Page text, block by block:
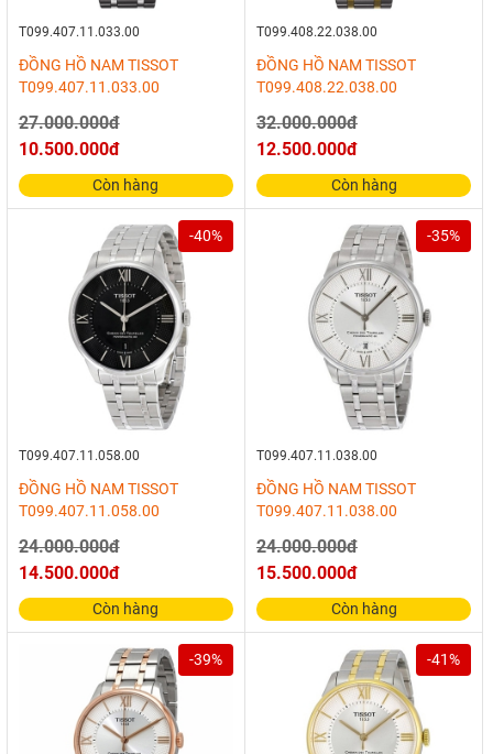
T099.407.11.033.00
ĐỒNG HỒ NAM TISSOT
T099.407.11.033.00
27.000.000đ
10.500.000đ
Còn hàng
T099.408.22.038.00
ĐỒNG HỒ NAM TISSOT
T099.408.22.038.00
32.000.000đ
12.500.000đ
Còn hàng
-40%
T099.407.11.058.00
ĐỒNG HỒ NAM TISSOT
T099.407.11.058.00
24.000.000đ
14.500.000đ
Còn hàng
-35%
T099.407.11.038.00
ĐỒNG HỒ NAM TISSOT
T099.407.11.038.00
24.000.000đ
15.500.000đ
Còn hàng
-39% -41%